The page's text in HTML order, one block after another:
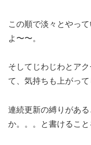
この順で淡々とやっ
よ〜〜。
そしてじわじわとア
て、気持ちも上がって
連続更新の縛りがあ
か。。。と書けること